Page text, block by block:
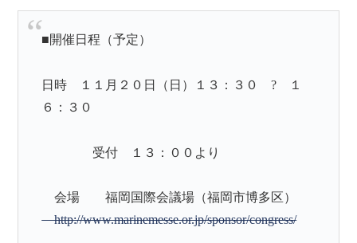
■開催日程（予定）
日時 １１月２０日（日）１３：３０ ? １
６：３０
受付 １３：００より
会場 福岡国際会議場（福岡市博多区）
http://www.marinemesse.or.jp/sponsor/congress/